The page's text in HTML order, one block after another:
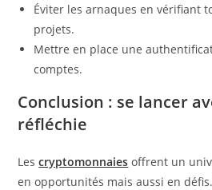
Éviter les arnaques en vérifiant
projets.
Mettre en place une
comptes.
Conclusion : se lancer
réfléchie
Lescryptomonnaies offrent un
en opportunités mais aussi en